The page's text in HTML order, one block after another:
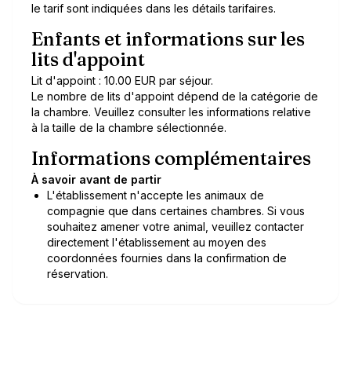
le tarif sont indiquées dans les détails tarifaires.
Enfants et informations sur les
lits d'appoint
Lit d'appoint : 10.00 EUR par séjour.
Le nombre de lits d'appoint dépend de la catégorie de
la chambre. Veuillez consulter les informations relative
à la taille de la chambre sélectionnée.
Informations complémentaires
À savoir avant de partir
L'établissement n'accepte les animaux de
compagnie que dans certaines chambres. Si vous
souhaitez amener votre animal, veuillez contacter
directement l'établissement au moyen des
coordonnées fournies dans la confirmation de
réservation.